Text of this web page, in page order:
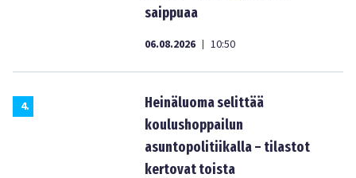
saippuaa
06.08.2026 | 10:50
4.
Heinäluoma selittää
koulushoppailun
asuntopolitiikalla – tilastot
kertovat toista